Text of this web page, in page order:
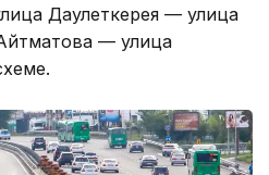
Даулеткерея — улица
— улица